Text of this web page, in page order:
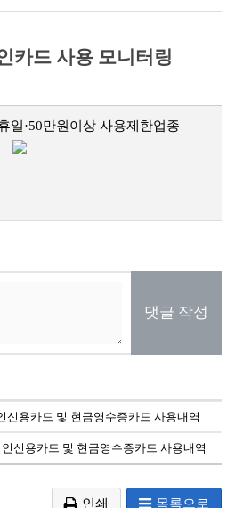
카드 사용 모니터링
일·50만원이상 사용제한업종
댓글 작성
신용카드 및 현금영수증카드 사용내역
신용카드 및 현금영수증카드 사용내역
인쇄 목록으로